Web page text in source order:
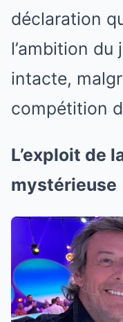
déclaration
l’ambition
intacte,
compétition
L’exploit de
mystérieuse